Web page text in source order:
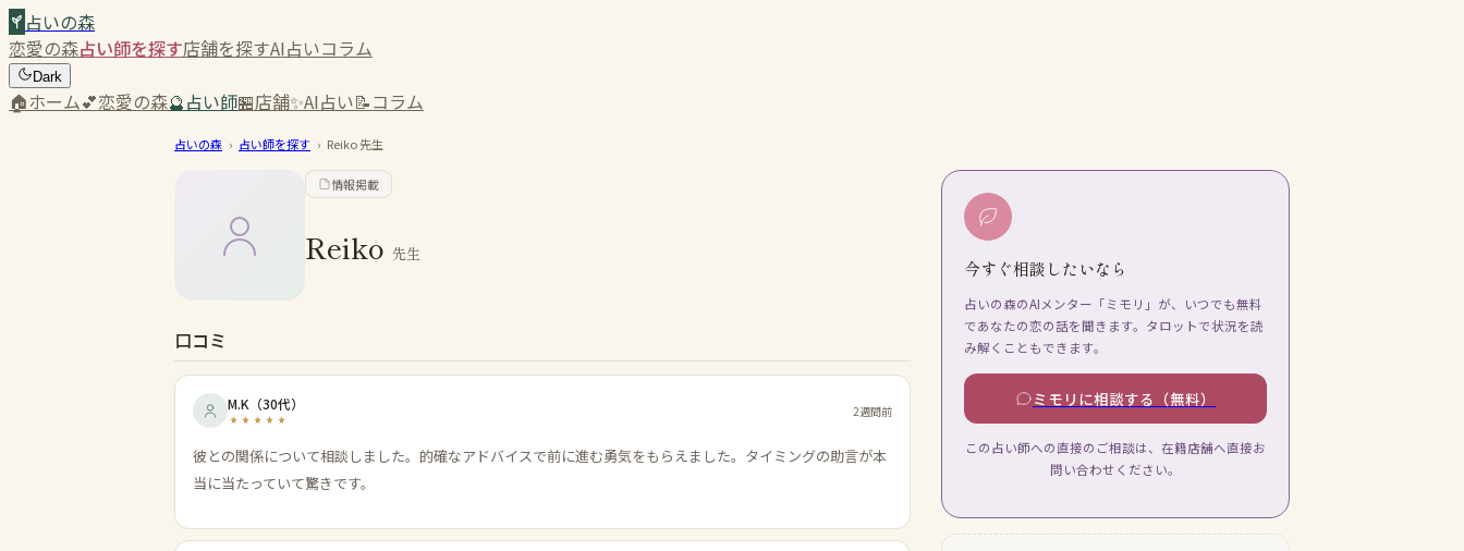
占いの森
恋愛の森占い師を探す店舗を探すAI占いコラム
Dark
🏠ホーム💕恋愛の森🔮占い師🏪店舗✨AI占い📝コラム
占いの森 › 占い師を探す › Reiko先生
情報掲載
Reiko 先生
口コミ
M.K （30代） 2週間前
彼との関係について相談しました。的確なアドバイスで前に進む勇気をもらえました。タイミングの助言が本
当に当たっていて驚きです。
今すぐ相談したいなら
占いの森のAIメンター「ミモリ」が、いつでも無料
であなたの恋の話を聞きます。タロットで状況を読
み解くこともできます。
ミモリに相談する（無料）
この占い師への直接のご相談は、在籍店舗へ直接お
問い合わせください。